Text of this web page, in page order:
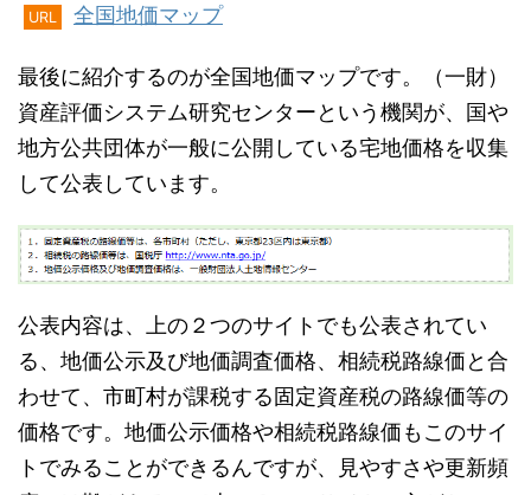
URL 全国地価マップ
最後に紹介するのが全国地価マップです。（一財）
資産評価システム研究センターという機関が、国や
地方公共団体が一般に公開している宅地価格を収集
して公表しています。
公表内容は、上の２つのサイトでも公表されてい
る、地価公示及び地価調査価格、相続税路線価と合
わせて、市町村が課税する固定資産税の路線価等の
価格です。地価公示価格や相続税路線価もこのサイ
トでみることができるんですが、見やすさや更新頻